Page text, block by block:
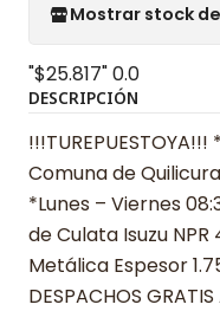
Mostrar stock
"$25.817"0.0
DESCRIPCIÓN
Comuna de
*Lunes – Viernes
de Culata Isuzu NPR
Metálica Espesor
DESPACHOS